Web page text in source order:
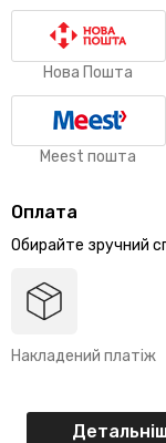
Нова Пошта
Meest пошта
Оплата
Обирайте зручний
Накладений платіж